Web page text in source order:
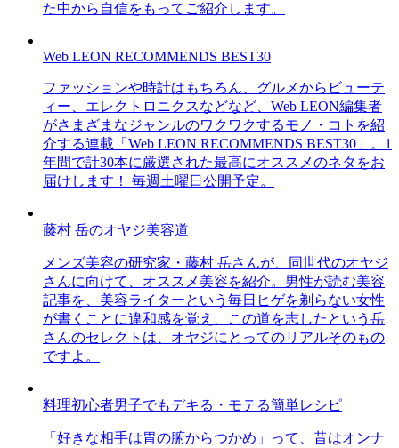
た中から自信をもってご紹介します。
Web LEON RECOMMENDS BEST30
ファッションや時計はもちろん、グルメからビューテ
ィー、エレクトロニクスなどなど、Web LEON編集者
がさまざまなジャンルのワクワクするモノ・コトを紹
介する連載「Web LEON RECOMMENDS BEST30」。1
年間で計30本に厳選された最高にオススメのネタをお
届けします！ 毎週土曜日公開予定。
藤村 岳のオヤジ美容道
メンズ美容の研究家・藤村 岳さんが、同世代のオヤジ
さんに向けて、オススメ美容を紹介。男性が読む美容
記事を、美容ライターという毎日ヒゲを剃らない女性
が書くことに違和感を覚え、この道を志したという岳
さんのセレクトは、オヤジにとってのリアルそのもの
ですよ。
料理初心者男子でもデキる・モテる簡単レシピ
「好きな相手は胃の腑からつかめ」って、昔はオンナ